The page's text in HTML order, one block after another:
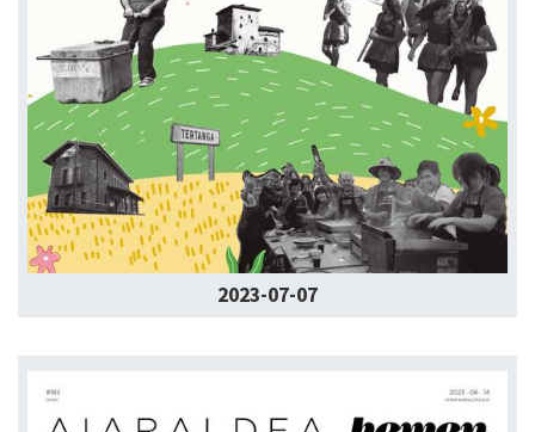
2023-07-07